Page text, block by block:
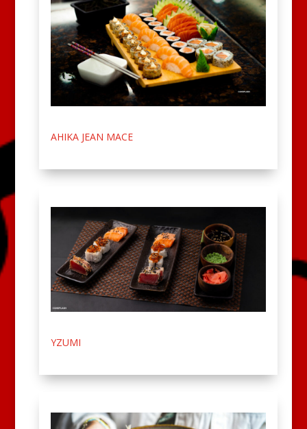
AHIKA JEAN MACE
YZUMI